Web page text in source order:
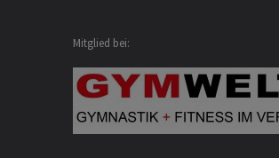
Mitglied bei: